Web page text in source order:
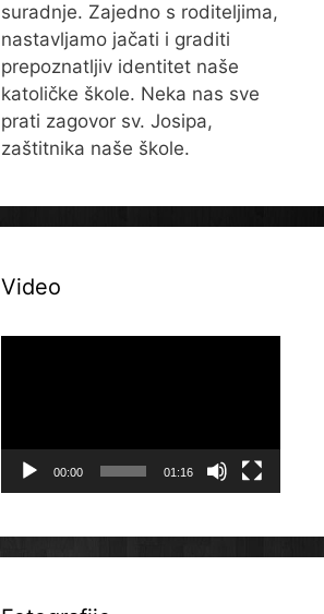
suradnje. Zajedno s roditeljima,
nastavljamo jačati i graditi
prepoznatljiv identitet naše
katoličke škole. Neka nas sve
prati zagovor sv. Josipa,
zaštitnika naše škole.
Video
00:00 01:16